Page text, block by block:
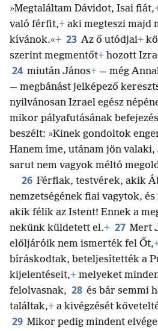
»Megtaláltam Dávidot, Isai fiát,
való férfit,+ aki megteszi majd
kívánok.«+ 23 Az ő utódjai+
szerint megmentőt+ hozott
24 miután János+ — még
— megbánást jelképező
nyilvánosan Izrael egész
mikor pályafutásának
beszélt: »Kinek gondoltok
Hanem íme, utánam jön valaki,
sarut nem vagyok méltó
26 Férfiak, testvérek, akik
nemzetségének fiai vagytok,
akik félik az Istent! Ennek a
nekünk küldetett el.+ 27 Mert
elöljáróik nem ismerték fel Őt,
bíráskodtak, beteljesítették a
kijelentéseit,+ melyeket
felolvasnak, 28 és bár semmi
találtak,+ a kivégzését
29 Mikor pedig mindent